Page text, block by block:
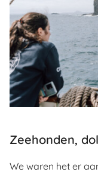
Zeehonden,
We waren het er